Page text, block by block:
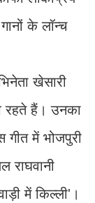
के लॉन्च
खेसारी
रहते हैं। उनका
गीत में भोजपुरी
राघवानी
में किल्ली'।